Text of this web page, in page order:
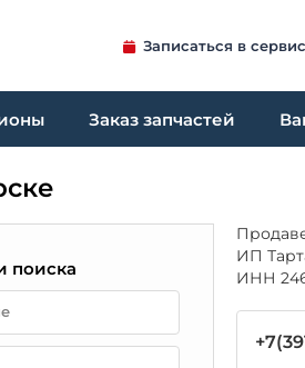
Записаться в сервис
Заказ запчастей
поиска
ИП
ИНН